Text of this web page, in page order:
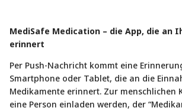
MediSafe Medication – die App, die an
erinnert
Per Push-Nachricht kommt eine
Smartphone oder Tablet, die an die
Medikamente erinnert. Zur menschlichen
eine Person einladen werden, der